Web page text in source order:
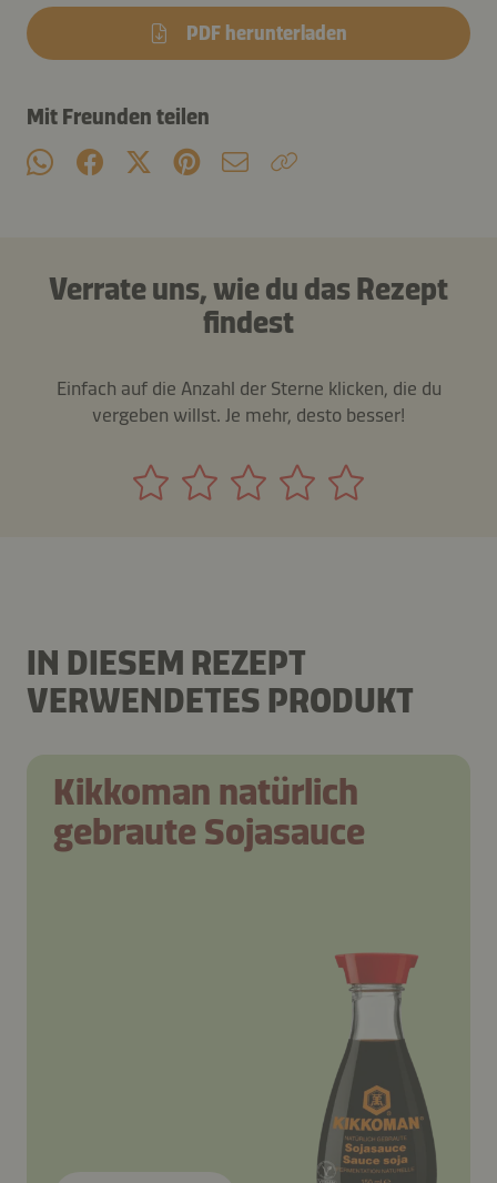
PDF herunterladen
Mit Freunden teilen
Verrate uns, wie du das Rezept
findest
Einfach auf die Anzahl der Sterne klicken, die du
vergeben willst. Je mehr, desto besser!
IN DIESEM REZEPT
VERWENDETES PRODUKT
Kikkoman natürlich
gebraute Sojasauce